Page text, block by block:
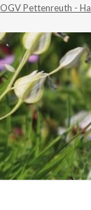
OGV Pettenreuth -